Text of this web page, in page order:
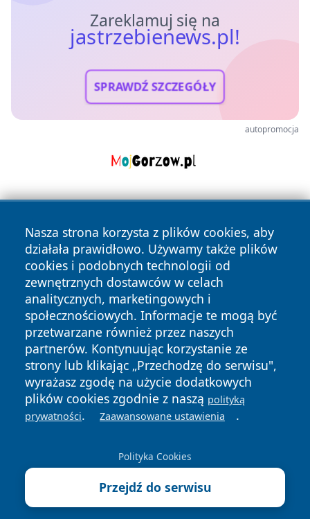
Zareklamuj się na
jastrzebienews.pl!
SPRAWDŹ SZCZEGÓŁY
autopromocja
Nasza strona korzysta z plików cookies, aby
działała prawidłowo. Używamy także plików
cookies i podobnych technologii od
zewnętrznych dostawców w celach
analitycznych, marketingowych i
społecznościowych. Informacje te mogą być
przetwarzane również przez naszych
partnerów. Kontynuując korzystanie ze
strony lub klikając „Przechodzę do serwisu",
wyrażasz zgodę na użycie dodatkowych
plików cookies zgodnie z naszą polityką
prywatności. Zaawansowane ustawienia .
Polityka Cookies
Przejdź do serwisu
Copyright © 2026 jastrzebienews.pl Wszystkie prawa
zastrzeżone.
News Autorzy
Polityka
Prywatności
Polityka
Cookies